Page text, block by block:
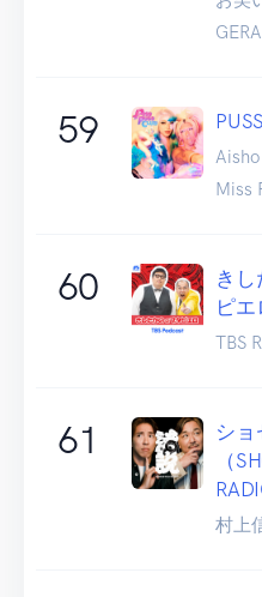
GERA
59
Miss
60
きし
ピエ
TBS
61
ショ
（
村上